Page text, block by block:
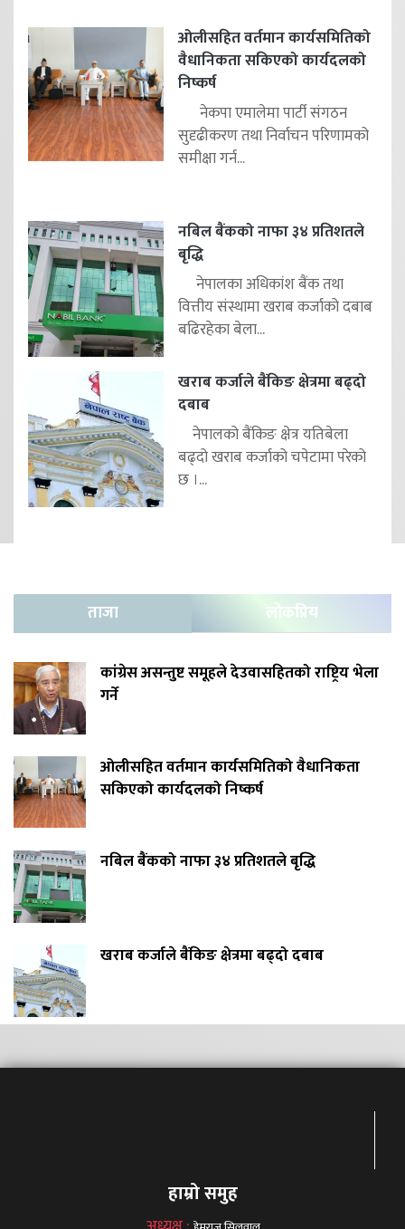
ओलीसहित वर्तमान कार्यसमितिको
वैधानिकता सकिएको कार्यदलको
निष्कर्ष
नेकपा एमालेमा पार्टी संगठन
सुदृढीकरण तथा निर्वाचन परिणामको
समीक्षा गर्न...
नबिल बैंकको नाफा ३४ प्रतिशतले
बृद्धि
नेपालका अधिकांश बैंक तथा
वित्तीय संस्थामा खराब कर्जाको दबाब
बढिरहेका बेला...
खराब कर्जाले बैंकिङ क्षेत्रमा बढ्दो
दबाब
नेपालको बैंकिङ क्षेत्र यतिबेला
बढ्दो खराब कर्जाको चपेटामा परेको
छ ।...
ताजा लोकप्रिय
कांग्रेस असन्तुष्ट समूहले देउवासहितको राष्ट्रिय भेला
गर्ने
ओलीसहित वर्तमान कार्यसमितिको वैधानिकता
सकिएको कार्यदलको निष्कर्ष
नबिल बैंकको नाफा ३४ प्रतिशतले बृद्धि
खराब कर्जाले बैंकिङ क्षेत्रमा बढ्दो दबाब
हाम्रो समुह